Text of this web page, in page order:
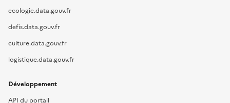
ecologie.data.gouv.fr
defis.data.gouv.fr
culture.data.gouv.fr
logistique.data.gouv.fr
Développement
API du portail